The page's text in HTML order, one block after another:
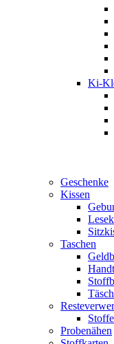
Ki-
Geschenke
Kissen
Taschen
Probenähen